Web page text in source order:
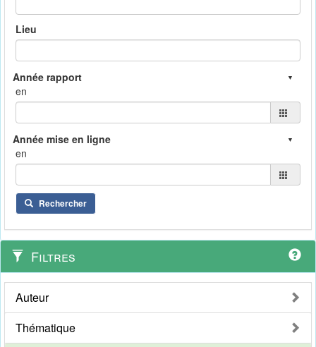
Lieu
en
en
Rechercher
Filtres
Auteur
Thématique